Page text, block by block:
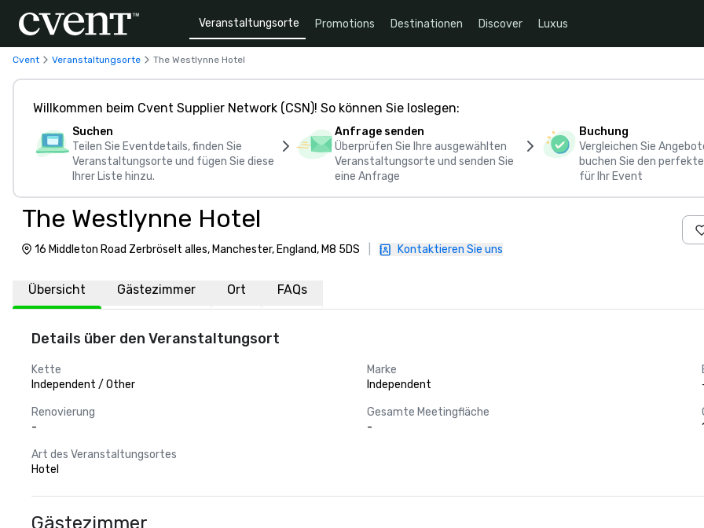
Veranstaltungsorte Promotions Destinationen Discover Luxus
Cvent Veranstaltungsorte The Westlynne Hotel
Willkommen beim Cvent Supplier Network (CSN)! So können Sie loslegen:
Suchen
Teilen Sie Eventdetails, finden Sie
Veranstaltungsorte und fügen Sie diese
Ihrer Liste hinzu.
Anfrage senden
Überprüfen Sie Ihre ausgewählten
Veranstaltungsorte und senden Sie
eine Anfrage
Buchung
Vergleichen Sie
buchen Sie den
für Ihr Event
The Westlynne Hotel
16 Middleton Road Zerbröselt alles, Manchester, England, M8 5DS Kontaktieren Sie uns
Übersicht Gästezimmer Ort FAQs
Details über den Veranstaltungsort
Kette
Independent / Other
Marke
Independent
Renovierung
-
Gesamte Meetingfläche
-
Art des Veranstaltungsortes
Hotel
Gästezimmer